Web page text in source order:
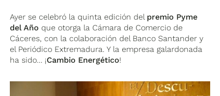
Ayer se celebró la quinta edición del premio Pyme
del Año que otorga la Cámara de Comercio de
Cáceres, con la colaboración del Banco Santander y
el Periódico Extremadura. Y la empresa galardonada
ha sido… ¡Cambio Energético!